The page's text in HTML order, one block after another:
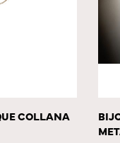
COLLANA